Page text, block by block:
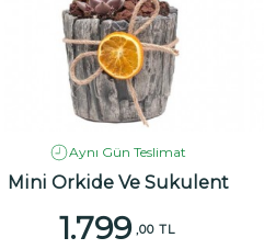
Aynı Gün Teslimat
Mini Orkide Ve Sukulent
1.799 ,00 TL